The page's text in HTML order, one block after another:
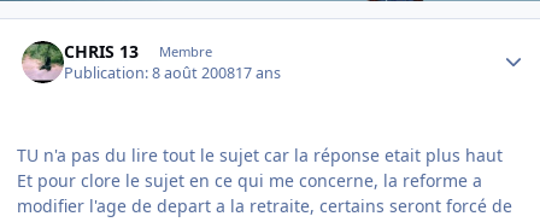
CHRIS 13 Membre
Publication:8 août 200817 ans
TU n'a pas du lire tout le sujet car la réponse etait plus haut
Et pour clore le sujet en ce qui me concerne, la reforme a
modifier l'age de depart a la retraite, certains seront forcé de